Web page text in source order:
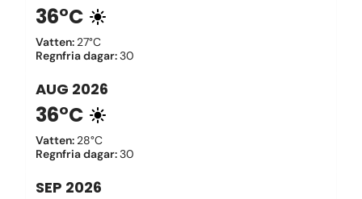
36°C
Vatten: 27°C
Regnfria dagar:30
AUG 2026
36°C
Vatten: 28°C
Regnfria dagar:30
SEP 2026